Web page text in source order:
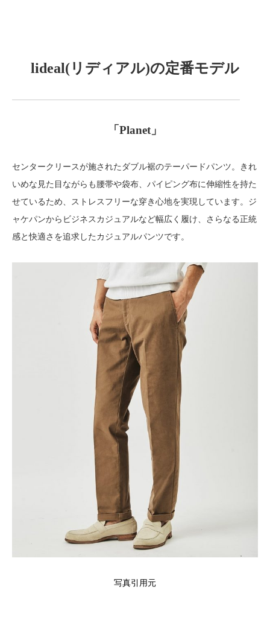
lideal(リディアル)の定番モデル
「Planet」
センタークリースが施されたダブル裾のテーパードパンツ。きれ
いめな見た目ながらも腰帯や袋布、パイピング布に伸縮性を持た
せているため、ストレスフリーな穿き心地を実現しています。ジ
ャケパンからビジネスカジュアルなど幅広く履け、さらなる正統
感と快適さを追求したカジュアルパンツです。
写真引用元